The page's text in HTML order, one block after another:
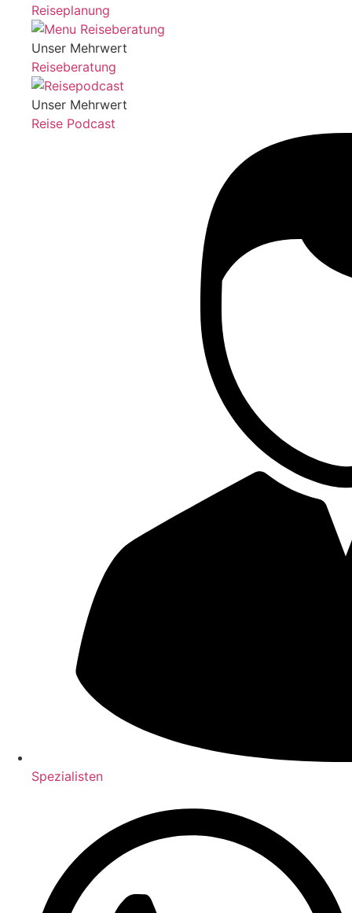
Reiseplanung
Unser Mehrwert
Reiseberatung
Unser Mehrwert
Reise Podcast
Spezialisten